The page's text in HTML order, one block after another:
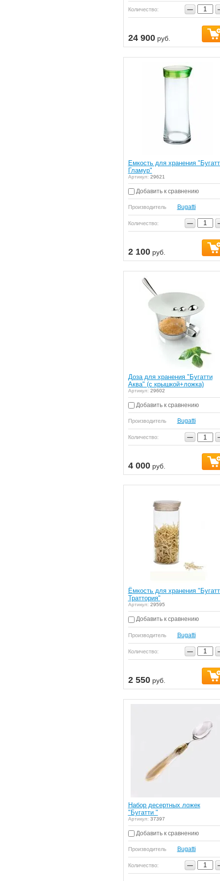
Количество: −
24 900руб.
Емкость для хранения
Гламур"
Артикул: 29621
Добавить к сравнению
Производитель Bugatti
Количество: −
2 100руб.
Доза для хранения "Бугатти
Аква" (с крышкой+ложка)
Артикул: 29602
Добавить к сравнению
Производитель Bugatti
Количество: −
4 000руб.
Ёмкость для хранения
Траттория"
Артикул: 29595
Добавить к сравнению
Производитель Bugatti
Количество: −
2 550руб.
Набор десертных ложек
"Бугатти "
Артикул: 37397
Добавить к сравнению
Производитель Bugatti
Количество: −